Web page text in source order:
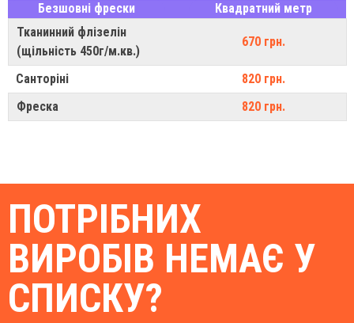
Безшовні фрески
Квадратний метр
Тканинний флізелін
(щільність 450г/м.кв.)
670 грн.
Санторіні
820 грн.
Фреска
820 грн.
ПОТРІБНИХ
ВИРОБІВ НЕМАЄ У
СПИСКУ?